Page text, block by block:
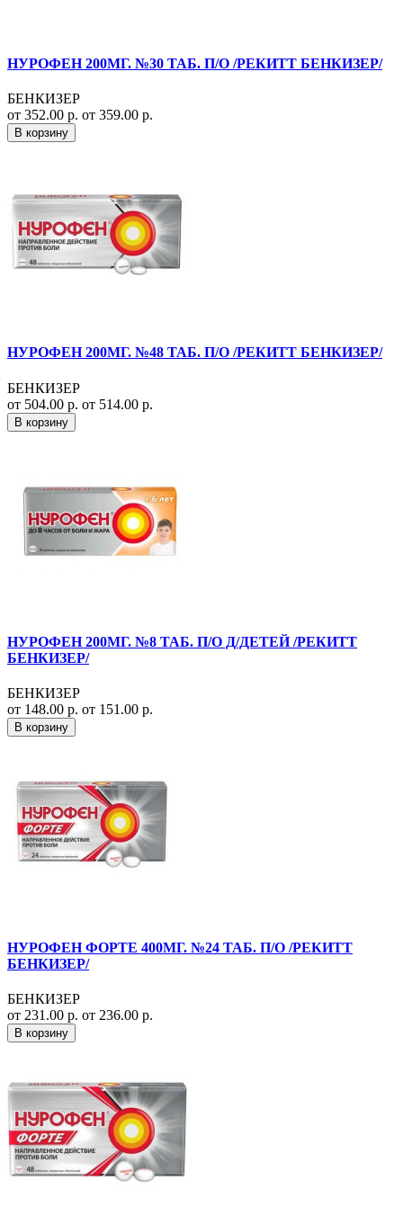
НУРОФЕН 200МГ. №30 ТАБ. П/О /РЕКИТТ БЕНКИЗЕР/
БЕНКИЗЕР
от 352.00 р. от 359.00 р.
В корзину
НУРОФЕН 200МГ. №48 ТАБ. П/О /РЕКИТТ БЕНКИЗЕР/
БЕНКИЗЕР
от 504.00 р. от 514.00 р.
В корзину
НУРОФЕН 200МГ. №8 ТАБ. П/О Д/ДЕТЕЙ /РЕКИТТ
БЕНКИЗЕР/
БЕНКИЗЕР
от 148.00 р. от 151.00 р.
В корзину
НУРОФЕН ФОРТЕ 400МГ. №24 ТАБ. П/О /РЕКИТТ
БЕНКИЗЕР/
БЕНКИЗЕР
от 231.00 р. от 236.00 р.
В корзину